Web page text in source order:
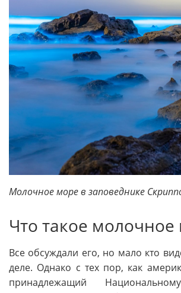
Молочное море в заповеднике
Что такое молочное
Все обсуждали его, но мало кто
деле. Однако с тех пор, как
принадлежащий